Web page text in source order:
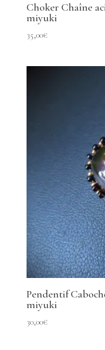
Choker Chaîne
miyuki
35,00€
Pendentif
miyuki
30,00€